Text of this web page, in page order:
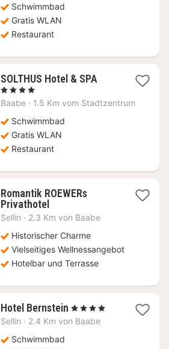
126,72
€
Schwimmbad
Gratis WLAN
Restaurant
SOLTHUS Hotel & SPA1
ab
, 4 Sterne
Baabe · 1.5 Km vom Stadtzentrum
Schwimmbad
Gratis WLAN
Restaurant
Romantik ROEWERs
Privathotel2
Nächte
245,37
€
Sellin · 2.3 Km von Baabe
Historischer Charme
Vielseitiges Wellnessangebot
Hotelbar und Terrasse
Hotel Bernstein 1
Nacht
, 4 Sterne
Sellin · 2.4 Km von Baabe
Schwimmbad